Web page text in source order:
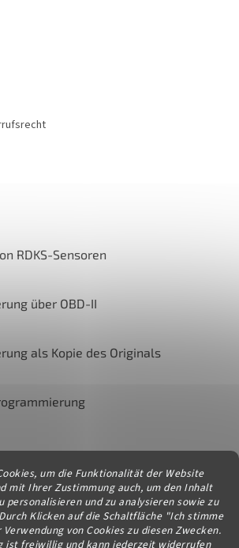
um die Funktionalität der Website
mit Ihrer Zustimmung auch, um den Inhalt
personalisieren und zu analysieren sowie zu
Klicken auf die Schaltfläche "Ich stimme
von Cookies zu diesen Zwecken.
ist freiwillig und kann jederzeit widerrufen
RDKS-Sensoren
über OBD-II
als Kopie des Originals